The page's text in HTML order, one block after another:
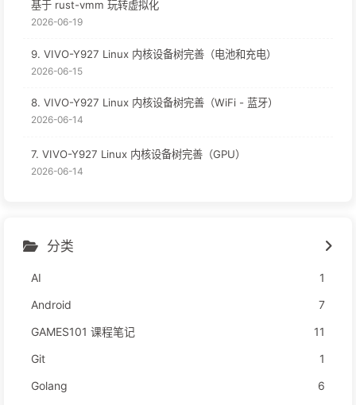
基于 rust-vmm 玩转虚拟化
2026-06-19
9. VIVO-Y927 Linux 内核设备树完善（电池和充电）
2026-06-15
8. VIVO-Y927 Linux 内核设备树完善（WiFi - 蓝牙）
2026-06-14
7. VIVO-Y927 Linux 内核设备树完善（GPU）
2026-06-14
分类
AI
1
Android
7
GAMES101 课程笔记
11
Git
1
Golang
6